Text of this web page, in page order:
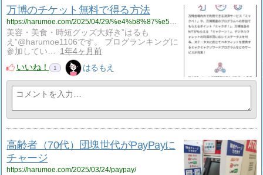
万博のチケット無料で得る方法
https://harumoe.com/2025/04/29/%e4%b8%87%e5%8d%9a%e3%81%ae%e3%83%81%e3%82%b1%e3%83%83%e3%83%88%e7%84%a1%e6%96%99%e3%81%a7%e5%be%97%e3%82%8b%e6%96%b9%e6%b3%95/
美容・美食・時短グッズ大好き”はるも
え”@harumoe1106です。 ブログランキングに
参加してい…
1年4ヶ月前
いいね！
1 はるもえ
高齢者（70代）団塊世代がPayPayに
チャージ
https://harumoe.com/2025/03/24/paypay/